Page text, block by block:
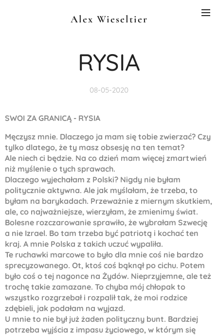
Alex Wieseltier
RYSIA
08-05-2020
SWOI ZA GRANICĄ - RYSIA
Męczysz mnie. Dlaczego ja mam się tobie zwierzać? Czy
tylko dlatego, że ty masz obsesję na ten temat?
Ale niech ci będzie. Na co dzień mam więcej zmartwień
niż myślenie o tych sprawach.
Dlaczego wyjechałam z Polski? Nigdy nie byłam
politycznie aktywna. Ale jak myślałam, że trzeba, to
byłam na barykadach. Przeważnie z miernym skutkiem,
ale, co najważniejsze, wierzyłam, że zmienimy świat.
Bolesne rozczarowanie sprawiło, że wybrałam Szwecję
a nie Izrael. Bo tam trzeba być patriotą i kochać ten
kraj. A mnie Polska z takich uczuć wypaliła.
Te ruchawki marcowe to było dla mnie coś nie bardzo
sprecyzowanego. Ot, ktoś coś bąknął po cichu. Potem
było coś o tej nagonce na Żydów. Nieprzyjemne, ale też
trochę takie zamazane. To chyba mój chłopak to
wszystko rozgrzebał i rozpalił tak, że moi rodzice
zdębieli, jak podałam na wyjazd.
U mnie to nie był już żaden polityczny bunt. Bardziej
potrzeba wyjścia z impasu życiowego, w którym się